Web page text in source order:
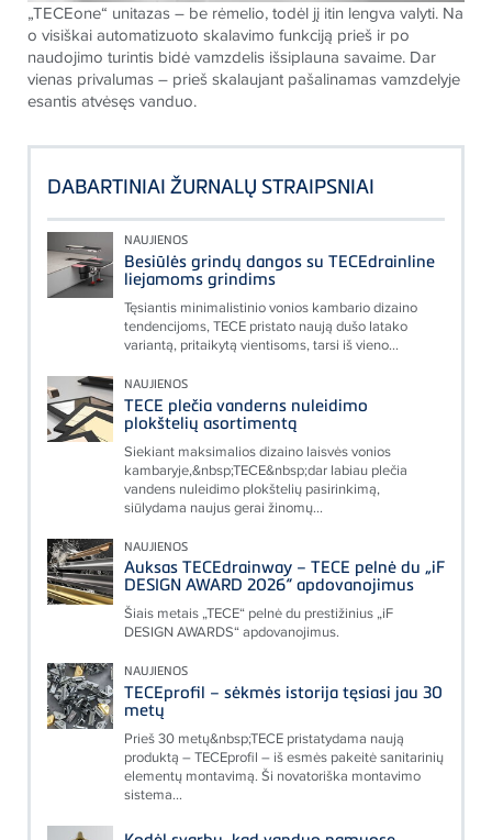
„TECEone“ unitazas – be rėmelio, todėl jį itin lengva valyti. Na
o visiškai automatizuoto skalavimo funkciją prieš ir po
naudojimo turintis bidė vamzdelis išsiplauna savaime. Dar
vienas privalumas – prieš skalaujant pašalinamas vamzdelyje
esantis atvėsęs vanduo.
DABARTINIAI ŽURNALŲ STRAIPSNIAI
NAUJIENOS
Besiūlės grindų dangos su TECEdrainline
liejamoms grindims
Tęsiantis minimalistinio vonios kambario dizaino
tendencijoms, TECE pristato naują dušo latako
variantą, pritaikytą vientisoms, tarsi iš vieno...
NAUJIENOS
TECE plečia vanderns nuleidimo
plokštelių asortimentą
Siekiant maksimalios dizaino laisvės vonios
kambaryje,&nbsp;TECE&nbsp;dar labiau plečia
vandens nuleidimo plokštelių pasirinkimą,
siūlydama naujus gerai žinomų...
NAUJIENOS
Auksas TECEdrainway – TECE pelnė du „iF
DESIGN AWARD 2026“ apdovanojimus
Šiais metais „TECE“ pelnė du prestižinius „iF
DESIGN AWARDS“ apdovanojimus.
NAUJIENOS
TECEprofil – sėkmės istorija tęsiasi jau 30
metų
Prieš 30 metų&nbsp;TECE pristatydama naują
produktą – TECEprofil – iš esmės pakeitė sanitarinių
elementų montavimą. Ši novatoriška montavimo
sistema...